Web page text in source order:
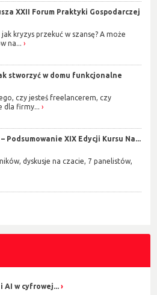
XXII Forum Praktyki Gospodarczej
kryzys przekuć w szansę? A może
na...
stworzyć w domu funkcjonalne
czy jesteś freelancerem, czy
dla firmy...
Podsumowanie XIX Edycji Kursu Na...
dyskusje na czacie, 7 panelistów,
AI w cyfrowej...